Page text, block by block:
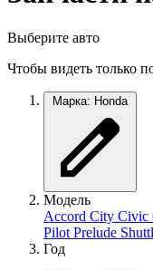
Выберите авто
Чтобы видеть только
Марка: Honda
Модель
Accord City Civic
Pilot Prelude
Год